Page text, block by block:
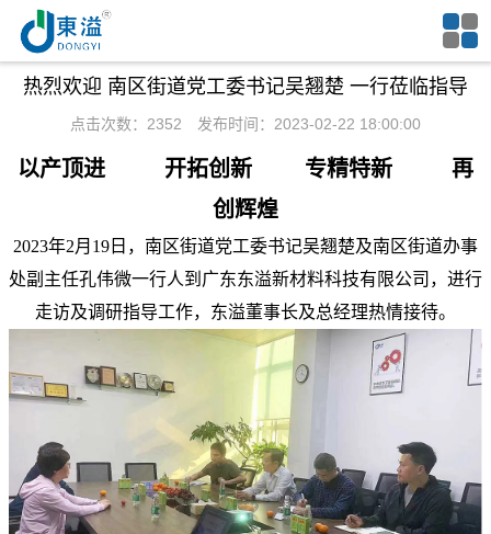
热烈欢迎 南区街道党工委书记吴翘楚 一行莅临指导
点击次数：2352 发布时间：2023-02-22 18:00:00
以产顶进 开拓创新 专精特新 再
创辉煌
2023年2月19日，南区街道党工委书记吴翘楚及南区街道办事
处副主任孔伟微一行人到广东东溢新材料科技有限公司，进行
走访及调研指导工作，东溢董事长及总经理热情接待。